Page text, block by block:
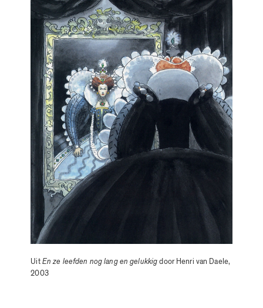
UitEn ze leefden nog lang en gelukkigdoor Henri van Daele,
2003